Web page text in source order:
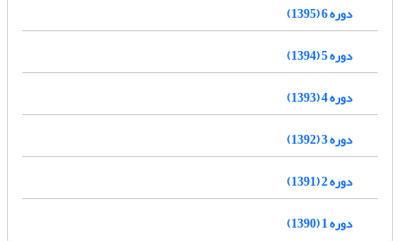
دوره 6 (1395)
دوره 5 (1394)
دوره 4 (1393)
دوره 3 (1392)
دوره 2 (1391)
دوره 1 (1390)